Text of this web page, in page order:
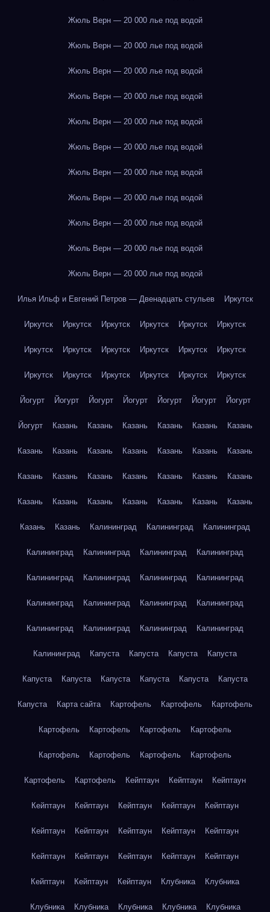
Жюль Верн — 20 000 лье под водой
Жюль Верн — 20 000 лье под водой
Жюль Верн — 20 000 лье под водой
Жюль Верн — 20 000 лье под водой
Жюль Верн — 20 000 лье под водой
Жюль Верн — 20 000 лье под водой
Жюль Верн — 20 000 лье под водой
Жюль Верн — 20 000 лье под водой
Жюль Верн — 20 000 лье под водой
Жюль Верн — 20 000 лье под водой
Жюль Верн — 20 000 лье под водой
Илья Ильф и Евгений Петров — Двенадцать стульев Иркутск
Иркутск Иркутск Иркутск Иркутск Иркутск Иркутск
Иркутск Иркутск Иркутск Иркутск Иркутск Иркутск
Иркутск Иркутск Иркутск Иркутск Иркутск Иркутск
Йогурт Йогурт Йогурт Йогурт Йогурт Йогурт Йогурт
Йогурт Казань Казань Казань Казань Казань Казань
Казань Казань Казань Казань Казань Казань Казань
Казань Казань Казань Казань Казань Казань Казань
Казань Казань Казань Казань Казань Казань Казань
Казань Казань Калининград Калининград Калининград
Калининград Калининград Калининград Калининград
Калининград Калининград Калининград Калининград
Калининград Калининград Калининград Калининград
Калининград Калининград Калининград Калининград
Калининград Капуста Капуста Капуста Капуста
Капуста Капуста Капуста Капуста Капуста Капуста
Капуста Карта сайта Картофель Картофель Картофель
Картофель Картофель Картофель Картофель
Картофель Картофель Картофель Картофель
Картофель Картофель Кейптаун Кейптаун Кейптаун
Кейптаун Кейптаун Кейптаун Кейптаун Кейптаун
Кейптаун Кейптаун Кейптаун Кейптаун Кейптаун
Кейптаун Кейптаун Кейптаун Кейптаун Кейптаун
Кейптаун Кейптаун Кейптаун Клубника Клубника
Клубника Клубника Клубника Клубника Клубника